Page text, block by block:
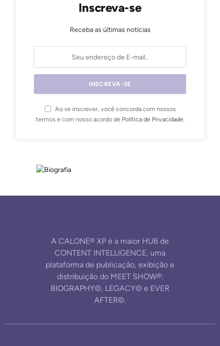
Inscreva-se
Receba as últimas notícias
Ao se inscrever, você concorda com nossos
termos e com nosso acordo de Política de Privacidade.
A CALONE® XP é a maior HUB de
CONTENT INTELLIGENCE, uma
plataforma de publicação, exibição e
distribuição do MEET SHOW®:
BIOGRAPHY©, LEGACY© e EVER
AFTER©.